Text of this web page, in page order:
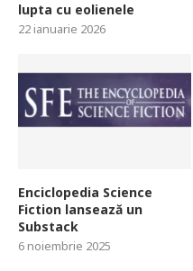
lupta cu eolienele
22 ianuarie 2026
Enciclopedia Science
Fiction lansează un
Substack
6 noiembrie 2025